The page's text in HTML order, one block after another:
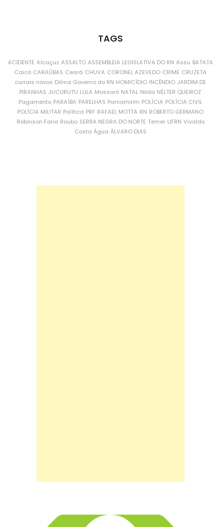
TAGS
ACIDENTE Alcaçuz ASSALTO ASSEMBLEIA LEGISLATIVA DO RN Assu BATATA
Caicó CARAÚBAS Ceará CHUVA CORONEL AZEVEDO CRIME CRUZETA
currais novos Dilma Governo do RN HOMICÍDIO INCÊNDIO JARDIM DE
PIRANHAS JUCURUTU LULA Mossoró NATAL Nilda NÉLTER QUEIROZ
Pagamento PARAÍBA PARELHAS Parnamirim POLÍCIA POLÍCIA CIVIL
POLÍCIA MILITAR Política PRF RAFAEL MOTTA RN ROBERTO GERMANO
Robinson Faria Roubo SERRA NEGRA DO NORTE Temer UFRN Vivaldo
Costa Água ÁLVARO DIAS